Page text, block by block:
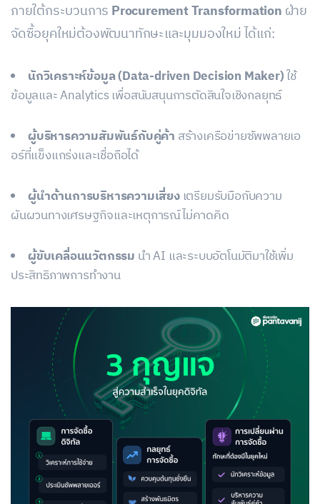
ภายใต้กระบวนการ Procurement Transformation ฝ่าย
จัดซื้อยุคใหม่ต้องพัฒนาทักษะและมุมมองใหม่ ได้แก่:
นักวิเคราะห์ข้อมูล (Data-driven Decision Maker)ใช้
ข้อมูลและ Analytics เพื่อสนับสนุนการตัดสินใจเชิงกลยุทธ์
ผู้บริหารความสัมพันธ์กับคู่ค้า สร้างเครือข่ายซัพพลายเอ
อร์ที่แข็งแกร่งและเชื่อถือได้
ผู้นำด้านการบริหารความเสี่ยง เตรียมรับมือกับความ
ผันผวนทางเศรษฐกิจและเหตุการณ์ไม่คาดคิด
ผู้ขับเคลื่อนนวัตกรรม นำ AI และระบบอัตโนมัติมาใช้เพิ่ม
ประสิทธิภาพการทำงาน